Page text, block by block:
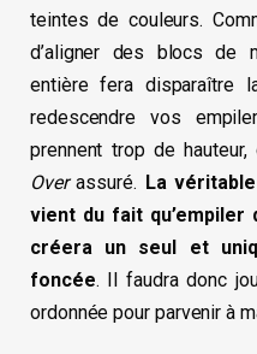
teintes de couleurs.
d’aligner des blocs de
entière fera disparaître
redescendre vos
prennent trop de
Overassuré. La
vient du fait
créera un seul et
foncée. Il faudra donc
ordonnée pour parvenir à